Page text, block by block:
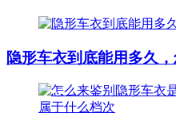
隐形车衣到底能用多久